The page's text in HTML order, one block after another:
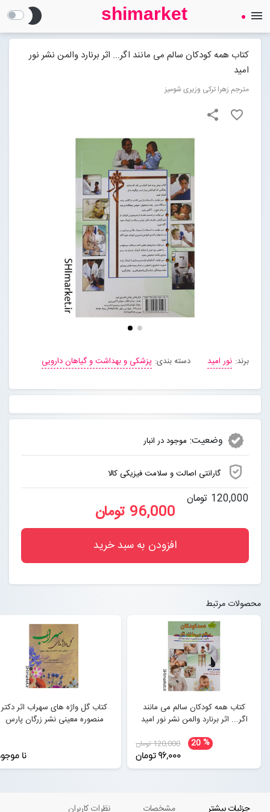
SHIMARKET
فروشگاه اینترنتی کتاب
درباره ما
بلاگ
brightness_2 shimarket menu
کتاب همه کودکان سالم می مانند اگر... اثر برنارد والمن نشر نور
امید
مترجم زهرا ترکی وزیری شومیز
favorite_border
share
برند: نور امید دسته بندی: پزشکی و بهداشت و گیاهان دارویی
وضعیت: موجود در انبار
گارانتی اصالت و سلامت فیزیکی کالا
120,000 تومان
96,000 تومان
افزودن به سبد خرید
محصولات مرتبط
کتاب همه کودکان سالم می مانند
اگر... اثر برنارد والمن نشر نور امید
20% 120,000 تومان
96,000 تومان
کتاب گل واژه های سهراب اثر دکتر
منصوره معینی نشر زرگان پارس
نا
جزئیات بیشتر مشخصات نظرات کاربران